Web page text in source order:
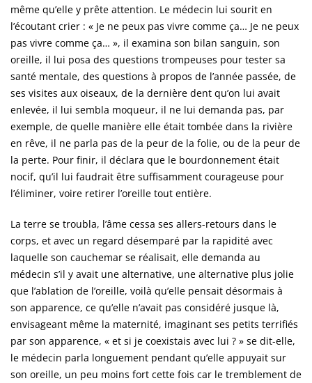
même qu’elle y prête attention. Le médecin lui sourit en
l’écoutant crier : « Je ne peux pas vivre comme ça… Je ne peux
pas vivre comme ça… », il examina son bilan sanguin, son
oreille, il lui posa des questions trompeuses pour tester sa
santé mentale, des questions à propos de l’année passée, de
ses visites aux oiseaux, de la dernière dent qu’on lui avait
enlevée, il lui sembla moqueur, il ne lui demanda pas, par
exemple, de quelle manière elle était tombée dans la rivière
en rêve, il ne parla pas de la peur de la folie, ou de la peur de
la perte. Pour finir, il déclara que le bourdonnement était
nocif, qu’il lui faudrait être suffisamment courageuse pour
l’éliminer, voire retirer l’oreille tout entière.
La terre se troubla, l’âme cessa ses allers-retours dans le
corps, et avec un regard désemparé par la rapidité avec
laquelle son cauchemar se réalisait, elle demanda au
médecin s’il y avait une alternative, une alternative plus jolie
que l’ablation de l’oreille, voilà qu’elle pensait désormais à
son apparence, ce qu’elle n’avait pas considéré jusque là,
envisageant même la maternité, imaginant ses petits terrifiés
par son apparence, « et si je coexistais avec lui ? » se dit-elle,
le médecin parla longuement pendant qu’elle appuyait sur
son oreille, un peu moins fort cette fois car le tremblement de